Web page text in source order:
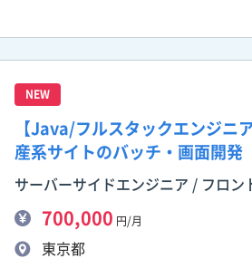
NEW
【Java/フルスタックエンジニ
産系サイトのバッチ・画面開発
サーバーサイドエンジニア / フロン
700,000 円/月
東京都